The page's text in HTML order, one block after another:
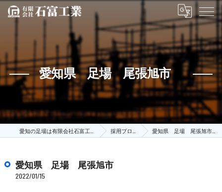
愛知県 足場 尾張旭市
採用ブログ 愛知県 足場 尾張旭市
愛知県 足場 尾張旭市
2022/01/15